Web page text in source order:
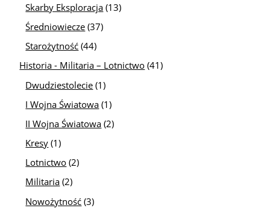
Skarby Eksploracja (13)
Średniowiecze (37)
Starożytność (44)
Historia - Militaria – Lotnictwo (41)
Dwudziestolecie (1)
I Wojna Światowa (1)
II Wojna Światowa (2)
Kresy (1)
Lotnictwo (2)
Militaria (2)
Nowożytność (3)